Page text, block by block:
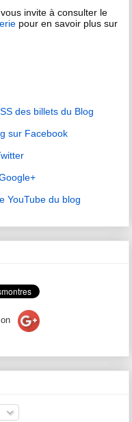
invite à consulter le
pour en savoir plus sur
des billets du Blog
sur Facebook
YouTube du blog
on